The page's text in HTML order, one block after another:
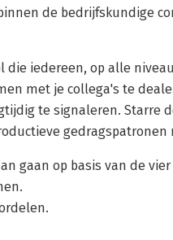
de bedrijfskundige
die iedereen, op alle
met je collega's te
te signaleren. Starre
gaan op basis van de